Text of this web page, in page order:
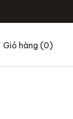
Giỏ hàng (0)